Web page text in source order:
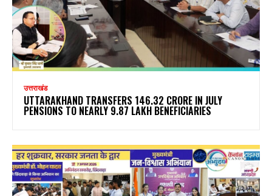
उत्तराखंड
UTTARAKHAND TRANSFERS ₹146.32 CRORE IN JULY
PENSIONS TO NEARLY 9.87 LAKH BENEFICIARIES